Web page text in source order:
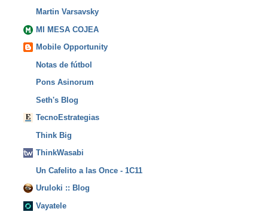
Martin Varsavsky
MI MESA COJEA
Mobile Opportunity
Notas de fútbol
Pons Asinorum
Seth's Blog
TecnoEstrategias
Think Big
ThinkWasabi
Un Cafelito a las Once - 1C11
Uruloki :: Blog
Vayatele